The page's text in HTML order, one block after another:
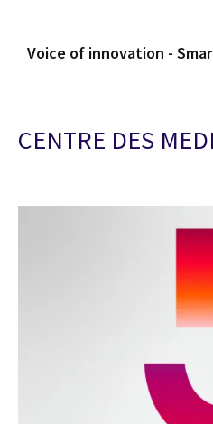
Voice of innovation -
CENTRE DES